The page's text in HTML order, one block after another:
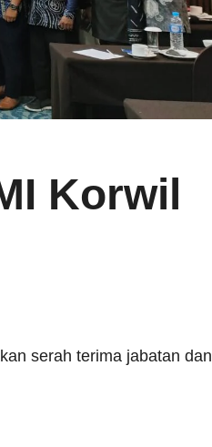
Korwil
serah terima jabatan dan